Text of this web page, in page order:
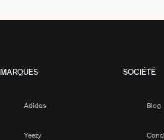
MARQUES
Adidas
Yeezy
SOCIÉTÉ
Blog